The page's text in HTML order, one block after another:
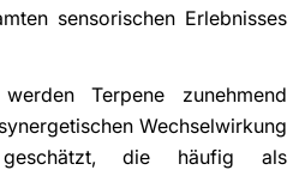
sensorischen Erlebnisses
Terpene zunehmend
Wechselwirkung
geschätzt, die häufig als